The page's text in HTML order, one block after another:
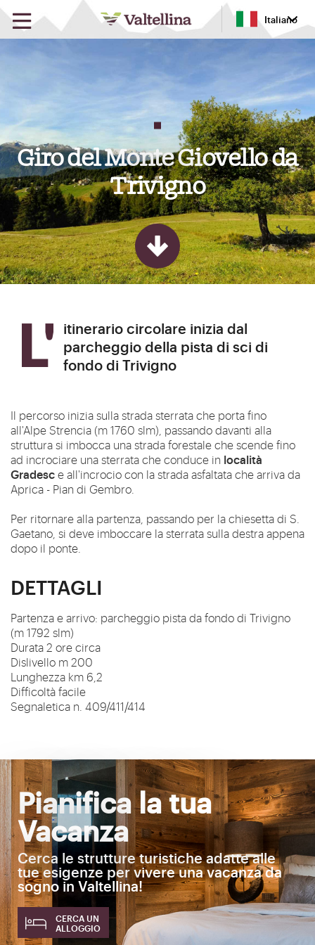
Italiano
Giro del Monte Giovello da
Trivigno
L'itinerario circolare inizia dal parcheggio della pista di sci di
fondo di Trivigno
Il percorso inizia sulla strada sterrata che porta fino
all'Alpe Strencia (m 1760 slm), passando davanti alla
struttura si imbocca una strada forestale che scende fino
ad incrociare una sterrata che conduce in località
Gradesce all'incrocio con la strada asfaltata che arriva da
Aprica - Pian di Gembro.
Per ritornare alla partenza, passando per la chiesetta di S.
Gaetano, si deve imboccare la sterrata sulla destra appena
dopo il ponte.
DETTAGLI
Partenza e arrivo: parcheggio pista da fondo di Trivigno
(m 1792 slm)
Durata 2 ore circa
Dislivello m 200
Lunghezza km 6,2
Difficoltà facile
Segnaletica n. 409/411/414
Pianifica la tua
Vacanza
Cerca le strutture turistiche adatte alle
tue esigenze per vivere una vacanza da
sogno in Valtellina!
CERCA UN
ALLOGGIO